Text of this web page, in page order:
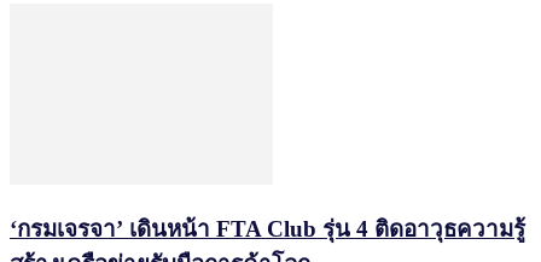
‘กรมเจรจา’ เดินหน้า FTA Club รุ่น 4 ติดอาวุธความรู้